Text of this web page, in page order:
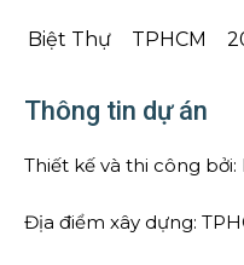
Biệt Thự TPHCM
Thông tin dự án
Thiết kế và thi công
Địa điểm xây dựng: